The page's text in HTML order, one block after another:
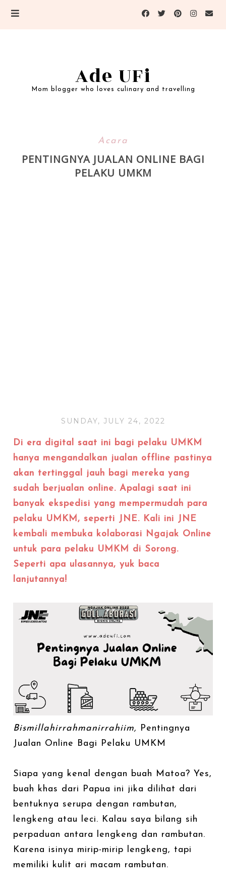
Ade UFi
Mom blogger who loves culinary and travelling
Acara
PENTINGNYA JUALAN ONLINE BAGI
PELAKU UMKM
SUNDAY, JULY 24, 2022
Di era digital saat ini bagi pelaku UMKM
hanya mengandalkan jualan offline pastinya
akan tertinggal jauh bagi mereka yang
sudah berjualan online. Apalagi saat ini
banyak ekspedisi yang mempermudah para
pelaku UMKM, seperti JNE. Kali ini JNE
kembali membuka kolaborasi Ngajak Online
untuk para pelaku UMKM di Sorong.
Seperti apa ulasannya, yuk baca
lanjutannya!
Bismillahirrahmanirrahiim, Pentingnya
Jualan Online Bagi Pelaku UMKM
Siapa yang kenal dengan buah Matoa? Yes,
buah khas dari Papua ini jika dilihat dari
bentuknya serupa dengan rambutan,
lengkeng atau leci. Kalau saya bilang sih
perpaduan antara lengkeng dan rambutan.
Karena isinya mirip-mirip lengkeng, tapi
memiliki kulit ari macam rambutan.